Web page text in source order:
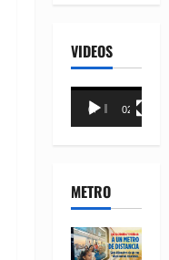
VIDEOS
Reproductor
00:00 02:18
METRO